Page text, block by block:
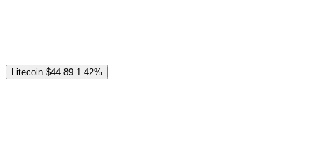
Litecoin $44.89 1.42%